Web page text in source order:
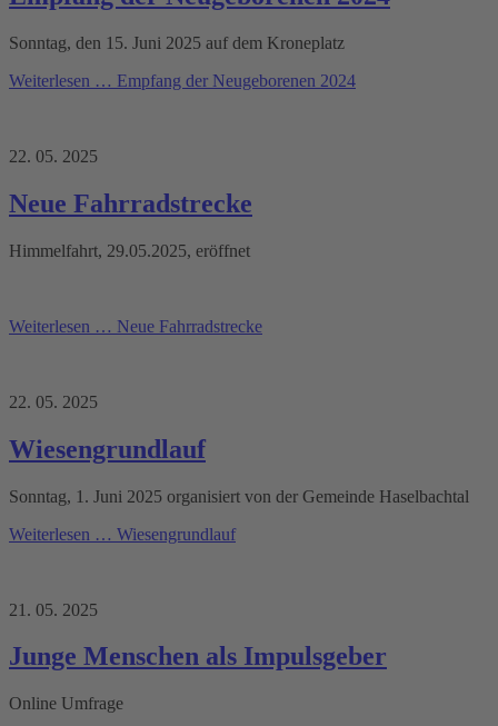
Sonntag, den 15. Juni 2025 auf dem Kroneplatz
Weiterlesen … Empfang der Neugeborenen 2024
22. 05. 2025
Neue Fahrradstrecke
Himmelfahrt, 29.05.2025, eröffnet
Weiterlesen … Neue Fahrradstrecke
22. 05. 2025
Wiesengrundlauf
Sonntag, 1. Juni 2025 organisiert von der Gemeinde Haselbachtal
Weiterlesen … Wiesengrundlauf
21. 05. 2025
Junge Menschen als Impulsgeber
Online Umfrage